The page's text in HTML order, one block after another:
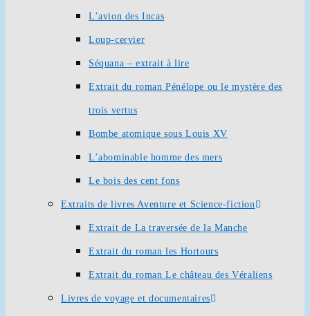
L’avion des Incas
Loup-cervier
Séquana – extrait à lire
Extrait du roman Pénélope ou le mystère des
trois vertus
Bombe atomique sous Louis XV
L’abominable homme des mers
Le bois des cent fons
Extraits de livres Aventure et Science-fiction
Extrait de La traversée de la Manche
Extrait du roman les Hortours
Extrait du roman Le château des Véraliens
Livres de voyage et documentaires